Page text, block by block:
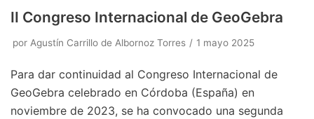
II Congreso Internacional de GeoGebra
por Agustín Carrillo de Albornoz Torres 1 mayo 2025
Para dar continuidad al Congreso Internacional de
GeoGebra celebrado en Córdoba (España) en
noviembre de 2023, se ha convocado una segunda